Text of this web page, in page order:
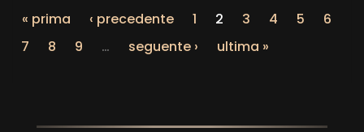
« prima ‹ precedente 1 2 3 4 5
6
7
8 9 … seguente › ultima »